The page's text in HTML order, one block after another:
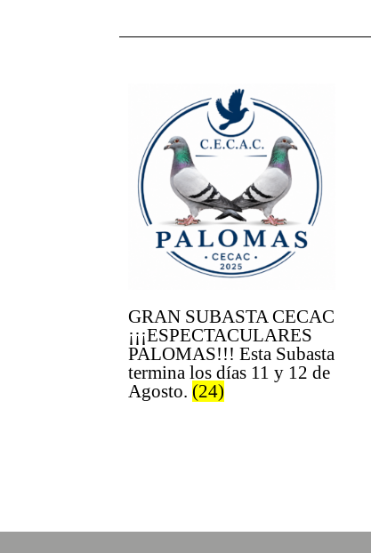
GRAN SUBASTA CECAC
¡¡¡ESPECTACULARES
PALOMAS!!! Esta Subasta
termina los días 11 y 12 de
Agosto. (24)